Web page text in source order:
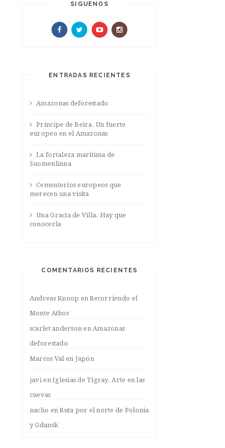
SIGUENOS
ENTRADAS RECIENTES
Amazonas deforestado
Príncipe de Beira. Un fuerte
europeo en el Amazonas
La fortaleza marítima de
Suomenlinna
Cementerios europeos que
merecen una visita
Una Gracia de Villa. Hay que
conocerla
COMENTARIOS RECIENTES
Andreas Knoop enRecorriendo el
Monte Athos
scarlet anderson enAmazonas
deforestado
Marcos Valen Japón
javienIglesias de Tigray. Arte en las
cuevas
nacho enRuta por el norte de Polonia
y Gdansk